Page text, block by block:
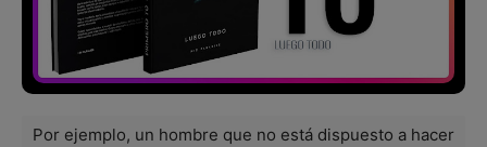
Por ejemplo, un hombre que no está dispuesto a hacer